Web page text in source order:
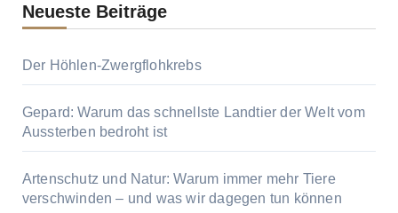
Neueste Beiträge
Der Höhlen-Zwergflohkrebs
Gepard: Warum das schnellste Landtier der Welt vom
Aussterben bedroht ist
Artenschutz und Natur: Warum immer mehr Tiere
verschwinden – und was wir dagegen tun können